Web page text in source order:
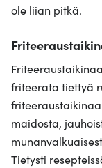
ole liian pitkä.
friteerata tiettyä
maidosta,
Tietysti